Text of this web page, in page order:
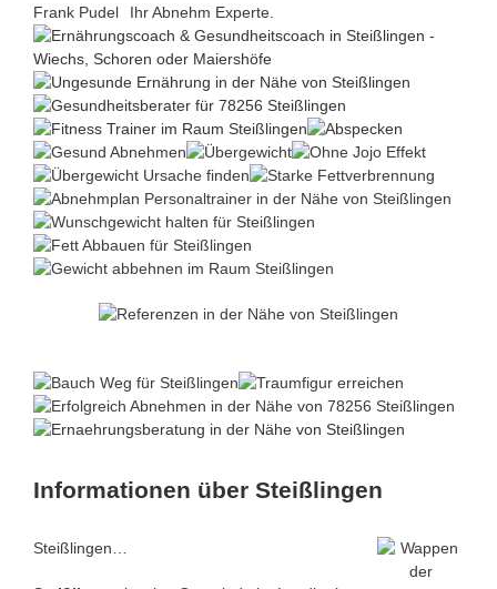
Frank Pudel Ihr Abnehm Experte.
Informationen über Steißlingen
Steißlingen…